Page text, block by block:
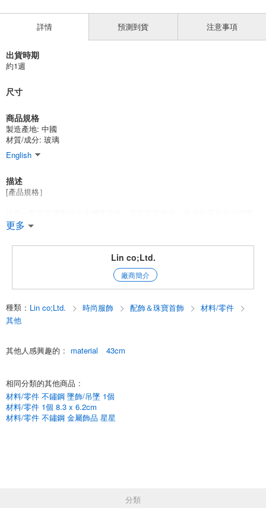
詳情
出貨時期
約1週
尺寸
商品規格
製造產地: 中國
材質/成分: 玻璃
English
描述
[產品規格］
的光芒。
它們非常適合做耳環、項鏈、手鏈，當然也可以做手工裝飾品。
顏色：蛋白石藍色光澤/蛋白石天藍色光澤/蛋白石淺藍色光澤/乳白色光澤
乳白色光澤/乳白色綠色光澤/乳白色淺綠色光澤
蛋白石灰色光澤/蛋白石白色光澤
數量1 股，約 43 釐米（約 180 件）
玻璃品質：K9
*重要提示 ~請仔細閱讀。~*
更多
預測到貨 注意事項
Lin co;Ltd.
廠商簡介
種類 : Lin co;Ltd. 時尚服飾 配飾＆珠寶首飾
材料/零件
其他
其他人感興趣的 : material 43cm
相同分類的其他商品 :
材料/零件 不鏽鋼 墜飾/吊墜 1個
材料/零件 1個 8.3 x 6.2cm
材料/零件 不鏽鋼 金屬飾品 星星
分類